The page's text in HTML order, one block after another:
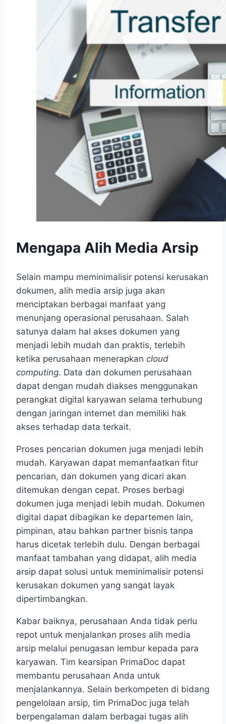
Mengapa Alih Media Arsip
Selain mampu meminimalisir potensi kerusakan
dokumen, alih media arsip juga akan
menciptakan berbagai manfaat yang
menunjang operasional perusahaan. Salah
satunya dalam hal akses dokumen yang
menjadi lebih mudah dan praktis, terlebih
ketika perusahaan menerapkan cloud
computing. Data dan dokumen perusahaan
dapat dengan mudah diakses menggunakan
perangkat digital karyawan selama terhubung
dengan jaringan internet dan memiliki hak
akses terhadap data terkait.
Proses pencarian dokumen juga menjadi lebih
mudah. Karyawan dapat memanfaatkan fitur
pencarian, dan dokumen yang dicari akan
ditemukan dengan cepat. Proses berbagi
dokumen juga menjadi lebih mudah. Dokumen
digital dapat dibagikan ke departemen lain,
pimpinan, atau bahkan partner bisnis tanpa
harus dicetak terlebih dulu. Dengan berbagai
manfaat tambahan yang didapat, alih media
arsip dapat solusi untuk meminimalisir potensi
kerusakan dokumen yang sangat layak
dipertimbangkan.
Kabar baiknya, perusahaan Anda tidak perlu
repot untuk menjalankan proses alih media
arsip melalui penugasan lembur kepada para
karyawan. Tim kearsipan PrimaDoc dapat
membantu perusahaan Anda untuk
menjalankannya. Selain berkompeten di bidang
pengelolaan arsip, tim PrimaDoc juga telah
berpengalaman dalam berbagai tugas alih